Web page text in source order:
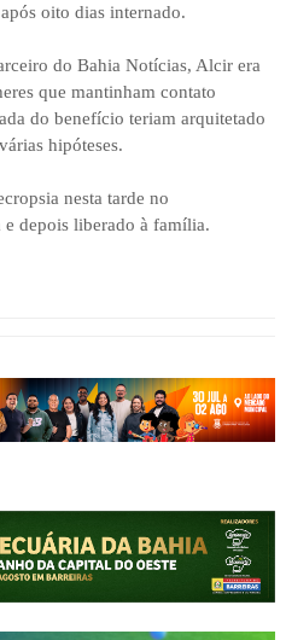
oito dias internado.
do Bahia Notícias, Alcir era
que mantinham contato
do benefício teriam arquitetado
hipóteses.
nesta tarde no
depois liberado à família.